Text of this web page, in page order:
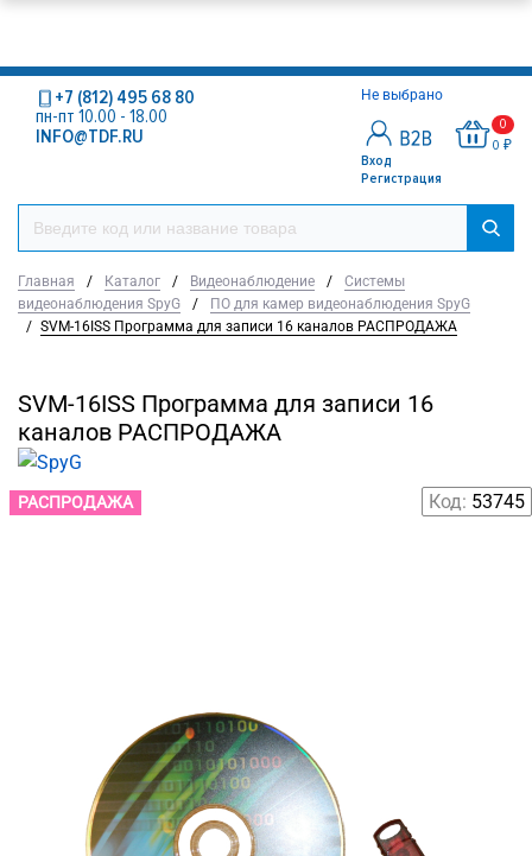
Не выбрано
Вход
Регистрация
0
0 ₽
+7 (812) 495 68 80
пн-пт 10.00 - 18.00
INFO@TDF.RU
Главная / Каталог / Видеонаблюдение /
Системы
видеонаблюдения SpyG
/
ПО для камер видеонаблюдения SpyG
/ SVM-16ISS Программа для записи 16 каналов РАСПРОДАЖА
SVM-16ISS Программа для записи 16
каналов РАСПРОДАЖА
РАСПРОДАЖА Код: 53745